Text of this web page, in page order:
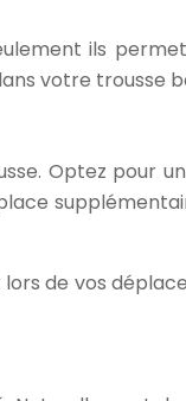
ils
votre trousse
Optez pour
de vos